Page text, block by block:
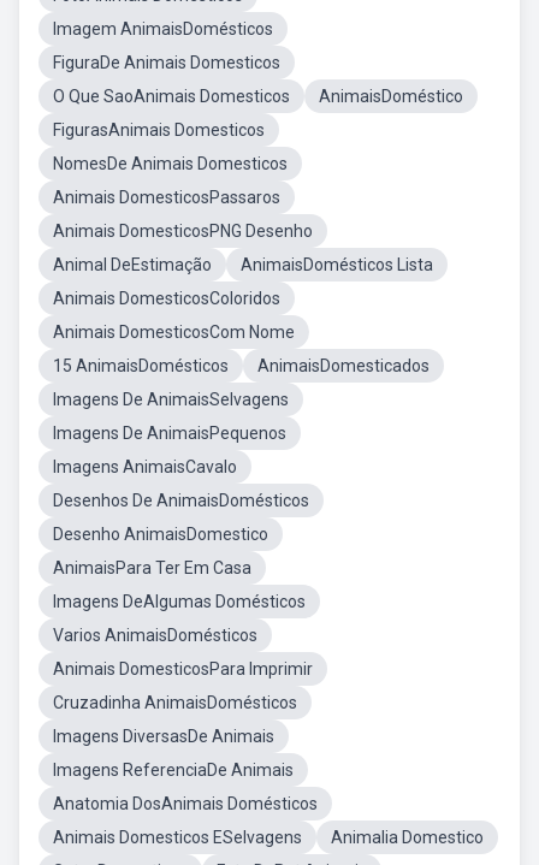
Imagem AnimaisDomésticos
FiguraDe Animais Domesticos
O Que SaoAnimais Domesticos
AnimaisDoméstico
FigurasAnimais Domesticos
NomesDe Animais Domesticos
Animais DomesticosPassaros
Animais DomesticosPNG Desenho
Animal DeEstimação
AnimaisDomésticos Lista
Animais DomesticosColoridos
Animais DomesticosCom Nome
15 AnimaisDomésticos
AnimaisDomesticados
Imagens De AnimaisSelvagens
Imagens De AnimaisPequenos
Imagens AnimaisCavalo
Desenhos De AnimaisDomésticos
Desenho AnimaisDomestico
AnimaisPara Ter Em Casa
Imagens DeAlgumas Domésticos
Varios AnimaisDomésticos
Animais DomesticosPara Imprimir
Cruzadinha AnimaisDomésticos
Imagens DiversasDe Animais
Imagens ReferenciaDe Animais
Anatomia DosAnimais Domésticos
Animais Domesticos ESelvagens
Animalia Domestico